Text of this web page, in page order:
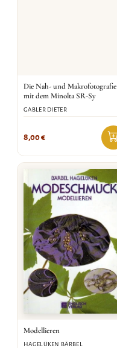
Die Nah- und Makrofotografie
mit dem Minolta SR-Sy
GABLER DIETER
8,00€
Modellieren
HAGELÜKEN BÄRBEL